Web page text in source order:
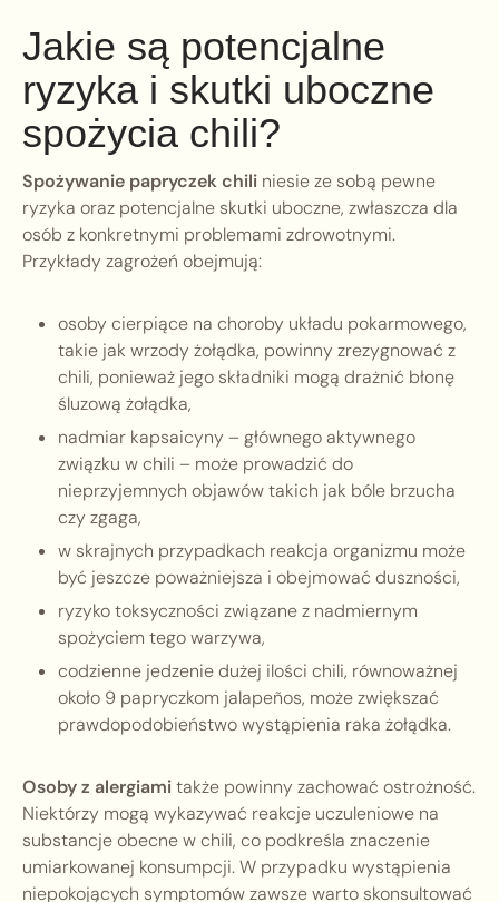
Jakie są potencjalne
ryzyka i skutki uboczne
spożycia chili?
Spożywanie papryczek chili niesie ze sobą pewne
ryzyka oraz potencjalne skutki uboczne, zwłaszcza dla
osób z konkretnymi problemami zdrowotnymi.
Przykłady zagrożeń obejmują:
osoby cierpiące na choroby układu pokarmowego,
takie jak wrzody żołądka, powinny zrezygnować z
chili, ponieważ jego składniki mogą drażnić błonę
śluzową żołądka,
nadmiar kapsaicyny – głównego aktywnego
związku w chili – może prowadzić do
nieprzyjemnych objawów takich jak bóle brzucha
czy zgaga,
w skrajnych przypadkach reakcja organizmu może
być jeszcze poważniejsza i obejmować duszności,
ryzyko toksyczności związane z nadmiernym
spożyciem tego warzywa,
codzienne jedzenie dużej ilości chili, równoważnej
około 9 papryczkom jalapeños, może zwiększać
prawdopodobieństwo wystąpienia raka żołądka.
Osoby z alergiamitakże powinny zachować ostrożność.
Niektórzy mogą wykazywać reakcje uczuleniowe na
substancje obecne w chili, co podkreśla znaczenie
umiarkowanej konsumpcji. W przypadku wystąpienia
niepokojących symptomów zawsze warto skonsultować